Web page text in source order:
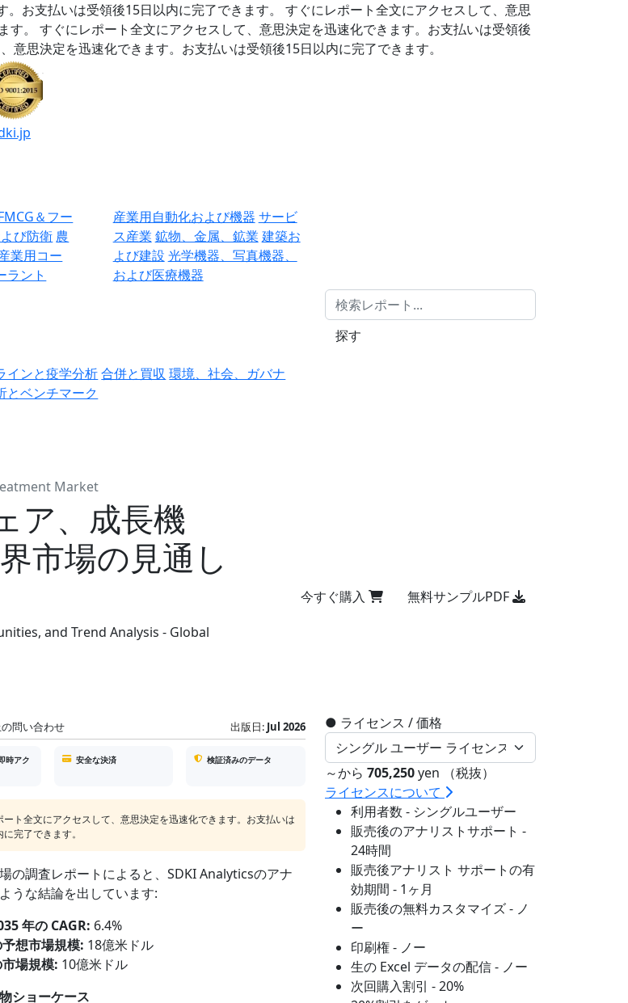
お支払いは受領後15日以内に完了できます。
すぐにレポート全文にアクセスして、意思
。
すぐにレポート全文にアクセスして、意思決定を迅速化できます。お支払いは受領後
意思決定を迅速化できます。お支払いは受領後15日以内に完了できます。
＆フー
び防衛 農
業用コー
ラント
産業用自動化および機器 サービ
ス産業 鉱物、金属、鉱業 建築お
よび建設 光学機器、写真機器、
および医療機器
インと疫学分析合併と買収 環境、社会、ガバナ
とベンチマーク
探す
Market
ア、成長機
市場の見通し
and Trend Analysis - Global
今すぐ購入 無料サンプルPDF
問い合わせ 出版日: Jul 2026
時アク
安全な決済 検証済みのデータ
ート全文にアクセスして、意思決定を迅速化できます。お支払いは
完了できます。
の調査レポートによると、SDKI Analyticsのアナ
うな結論を出しています:
年の CAGR: 6.4%
想市場規模: 18億米ドル
場規模: 10億米ドル
ショーケース
● ライセンス / 価格
～から 705,250yen （税抜）
ライセンスについて
利用者数 - シングルユーザー
販売後のアナリストサポート -
24時間
販売後アナリスト サポートの有
効期間 - 1ヶ月
販売後の無料カスタマイズ - ノ
ー
印刷権 - ノー
生の Excel データの配信 - ノー
次回購入割引 - 20%